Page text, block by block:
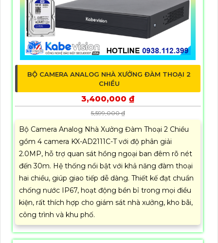
BỘ CAMERA ANALOG NHÀ XƯỞNG ĐÀM THOẠI 2
CHIỀU
3,400,000 ₫
5,599,000 ₫
Bộ Camera Analog Nhà Xưởng Đàm Thoại 2 Chiều
gồm 4 camera KX-AD2111C-T với độ phân giải
2.0MP, hỗ trợ quan sát hồng ngoại ban đêm rõ nét
đến 30m. Hệ thống nổi bật với khả năng đàm thoại
hai chiều, giúp giao tiếp dễ dàng. Thiết kế đạt chuẩn
chống nước IP67, hoạt động bền bỉ trong mọi điều
kiện, rất thích hợp cho giám sát nhà xưởng, kho bãi,
công trình và khu phố.